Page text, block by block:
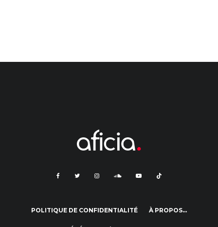
POLITIQUE DE CONFIDENTIALITÉ À PROPOS…